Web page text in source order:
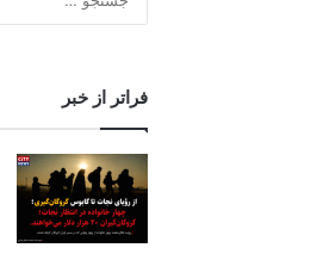
فراتر از خبر